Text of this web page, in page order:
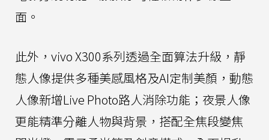
面。
此外，vivo X300系列透過全面算法升級，靜
態人像提供多種美感風格及AI定制美顏，動態
人像新增Live Photo路人消除功能；夜景人像
更能精準分離人物與背景，搭配全焦段變焦